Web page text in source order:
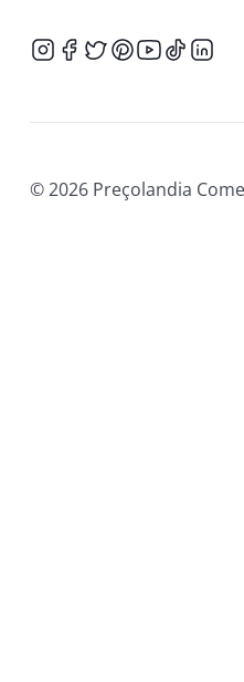
© 2026 Preçolandia